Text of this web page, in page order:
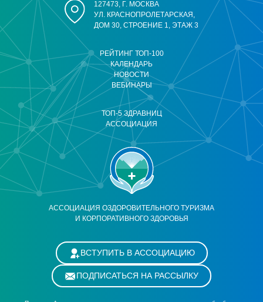
АССОЦИАЦИЯ ОЗДОРОВИТЕЛЬНОГО ТУРИЗМА
И КОРПОРАТИВНОГО ЗДОРОВЬЯ
РЕЙТИНГ ТОП-100
КАЛЕНДАРЬ
НОВОСТИ
ВЕБИНАРЫ
ТОП-5 ЗДРАВНИЦ
АССОЦИАЦИЯ
127473, Г. МОСКВА
УЛ. КРАСНОПРОЛЕТАРСКАЯ,
ДОМ 30, СТРОЕНИЕ 1, ЭТАЖ 3
ВСТУПИТЬ В АССОЦИАЦИЮ
ПОДПИСАТЬСЯ НА РАССЫЛКУ